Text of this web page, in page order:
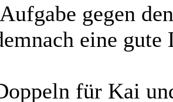
gegen
eine gute
für Kai